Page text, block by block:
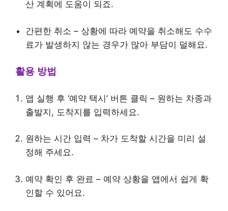
산 계획에 도움이 되죠.
간편한 취소 – 상황에 따라 예약을 취소해도 수수
료가 발생하지 않는 경우가 많아 부담이 덜해요.
활용 방법
앱 실행 후 ‘예약 택시’ 버튼 클릭 – 원하는 차종과
출발지, 도착지를 입력하세요.
원하는 시간 입력 – 차가 도착할 시간을 미리 설
정해 주세요.
예약 확인 후 완료 – 예약 상황을 앱에서 쉽게 확
인할 수 있어요.